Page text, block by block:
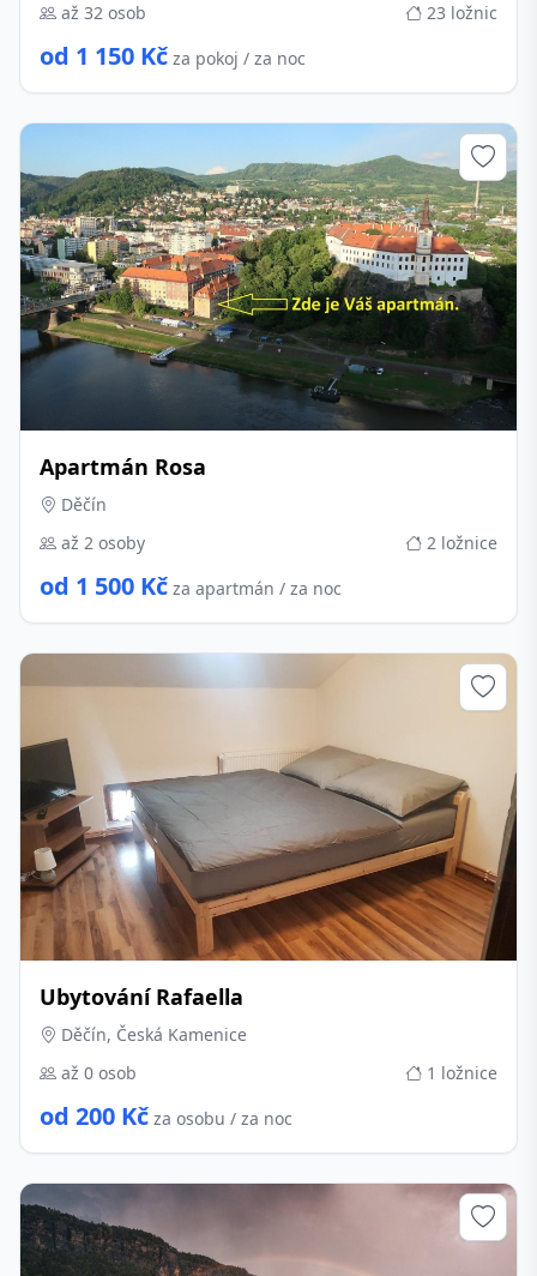
až 32 osob
23 ložnic
od 1 150 Kč za pokoj / za noc
Apartmán Rosa
Děčín
až 2 osoby
2 ložnice
od 1 500 Kč za apartmán / za noc
Ubytování Rafaella
Děčín, Česká Kamenice
až 0 osob
1 ložnice
od 200 Kč za osobu / za noc